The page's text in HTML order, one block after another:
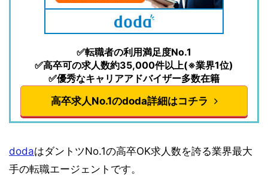
✅転職者の利用満足度No.1
✅高卒可の求人数約35,000件以上(※業界1位)
✅優秀なキャリアアドバイザー多数在籍
高卒求人No.1のdoda詳細はコチラ
dodaはダントツNo.1の高卒OK求人数を誇る業界最大
手の転職エージェントです。